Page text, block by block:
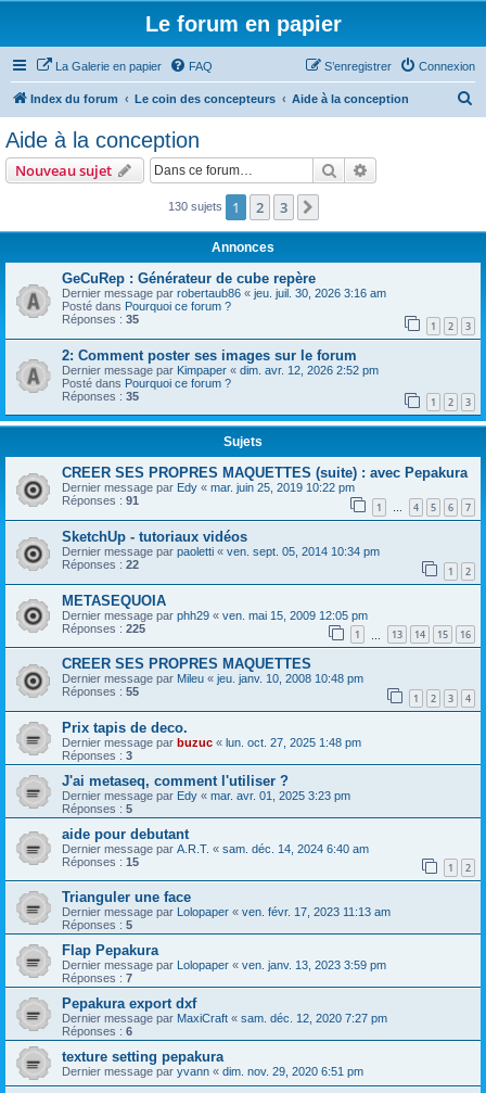
Le forum en papier
La Galerie en papier FAQ Connexion
S’enregistrer
Index du forum Le coin des concepteurs Aide à la conception
r
Aide à la conception
Nouveau sujet Rechercher
130 sujets 1 2 3
Annonces
GeCuRep : Générateur de cube repère
Dernier message par robertaub86 « jeu. juil. 30, 2026 3:16 am
Posté dans Pourquoi ce forum ?
Réponses : 35 1 2 3
2: Comment poster ses images sur le forum
Dernier message par Kimpaper « dim. avr. 12, 2026 2:52 pm
Posté dans Pourquoi ce forum ?
Réponses : 35 1 2 3
Sujets
CREER SES PROPRES MAQUETTES (suite) : avec Pepakura
Dernier message par Edy « mar. juin 25, 2019 10:22 pm
Réponses : 91 1 … 4 5 6 7
SketchUp - tutoriaux vidéos
Dernier message par paoletti « ven. sept. 05, 2014 10:34 pm
Réponses : 22 1 2
METASEQUOIA
Dernier message par phh29 « ven. mai 15, 2009 12:05 pm
Réponses : 225 1 13 14 15 16
CREER SES PROPRES MAQUETTES
Dernier message par Mileu « jeu. janv. 10, 2008 10:48 pm
Réponses : 55 1 2 3 4
Prix tapis de deco.
Dernier message par buzuc « lun. oct. 27, 2025 1:48 pm
Réponses : 3
J'ai metaseq, comment l'utiliser ?
Dernier message par Edy « mar. avr. 01, 2025 3:23 pm
Réponses : 5
aide pour debutant
Dernier message par A.R.T. « sam. déc. 14, 2024 6:40 am
Réponses : 15 1 2
Trianguler une face
Dernier message par Lolopaper « ven. févr. 17, 2023 11:13 am
Réponses : 5
Flap Pepakura
Dernier message par Lolopaper « ven. janv. 13, 2023 3:59 pm
Réponses : 7
Pepakura export dxf
Dernier message par MaxiCraft « sam. déc. 12, 2020 7:27 pm
Réponses : 6
texture setting pepakura
Dernier message par yvann « dim. nov. 29, 2020 6:51 pm